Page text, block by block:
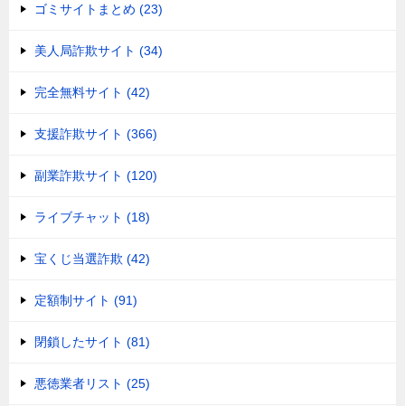
ゴミサイトまとめ (23)
美人局詐欺サイト (34)
完全無料サイト (42)
支援詐欺サイト (366)
副業詐欺サイト (120)
ライブチャット (18)
宝くじ当選詐欺 (42)
定額制サイト (91)
閉鎖したサイト (81)
悪徳業者リスト (25)